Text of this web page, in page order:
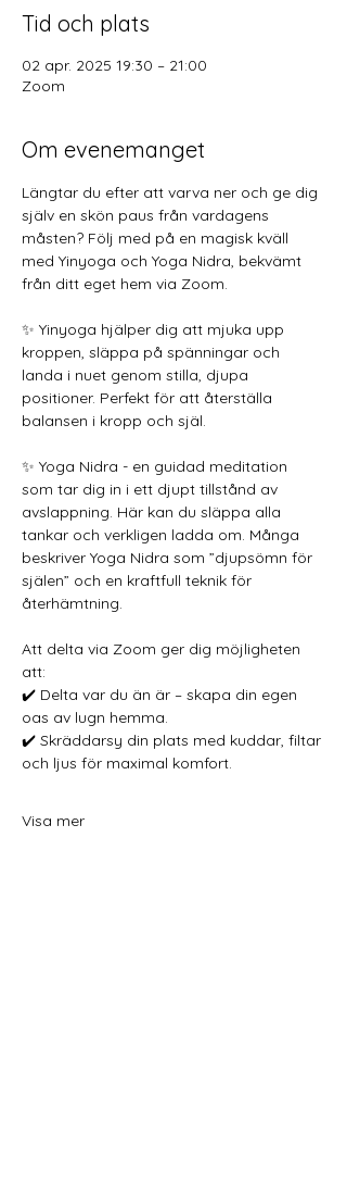
Tid och plats
02 apr. 2025 19:30 – 21:00
Zoom
Om evenemanget
Längtar du efter att varva ner och ge dig
själv en skön paus från vardagens
måsten? Följ med på en magisk kväll
med Yinyoga och Yoga Nidra, bekvämt
från ditt eget hem via Zoom.
✨ Yinyoga hjälper dig att mjuka upp
kroppen, släppa på spänningar och
landa i nuet genom stilla, djupa
positioner. Perfekt för att återställa
balansen i kropp och själ.
✨ Yoga Nidra - en guidad meditation
som tar dig in i ett djupt tillstånd av
avslappning. Här kan du släppa alla
tankar och verkligen ladda om. Många
beskriver Yoga Nidra som ”djupsömn för
själen” och en kraftfull teknik för
återhämtning.
Att delta via Zoom ger dig möjligheten
att:
✔️ Delta var du än är – skapa din egen
oas av lugn hemma.
✔️ Skräddarsy din plats med kuddar, filtar
och ljus för maximal komfort.
Visa mer